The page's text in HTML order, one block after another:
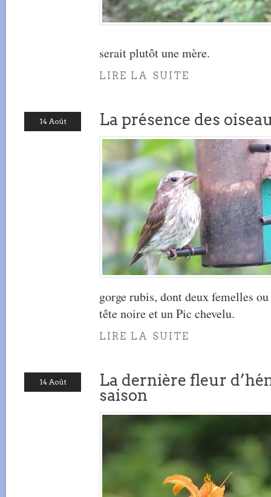
serait plutôt une mère.
LIRE LA SUITE
14 Août La présence des
gorge rubis, dont deux femelles
tête noire et un Pic chevelu.
LIRE LA SUITE
14 Août
La dernière fleur
saison